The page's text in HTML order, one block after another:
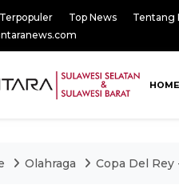
Terpopuler Top News Tentang
HOME
Olahraga Copa Del